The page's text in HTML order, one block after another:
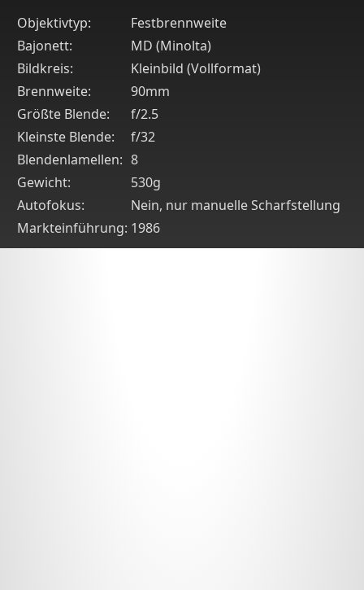
Objektivtyp:
Festbrennweite
Bajonett:
MD (Minolta)
Bildkreis:
Kleinbild (Vollformat)
Brennweite:
90mm
Größte Blende:
f/2.5
Kleinste Blende:
f/32
Blendenlamellen: 8
Gewicht:
530g
Autofokus:
Nein, nur manuelle Scharfstellung
Markteinführung: 1986